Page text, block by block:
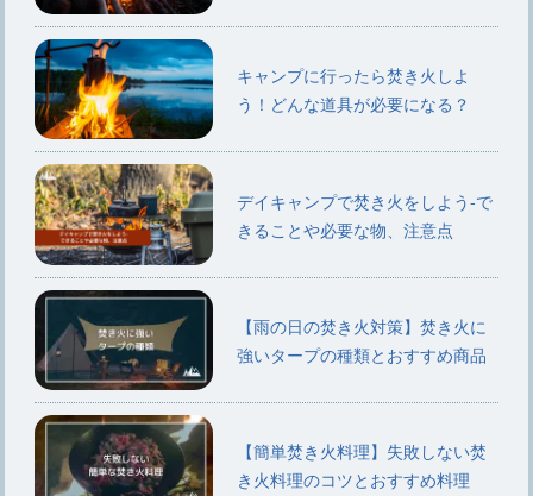
キャンプに行ったら焚き火しよ
う！どんな道具が必要になる？
デイキャンプで焚き火をしよう-で
きることや必要な物、注意点
【雨の日の焚き火対策】焚き火に
強いタープの種類とおすすめ商品
【簡単焚き火料理】失敗しない焚
き火料理のコツとおすすめ料理